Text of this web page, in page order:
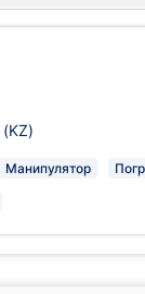
(KZ)
Манипулятор